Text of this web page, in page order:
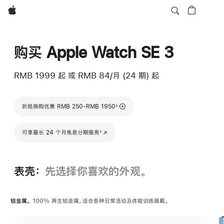
Apple
购买 Apple Watch SE 3
RMB 1999 起 或 RMB 84/月 (24 期) 起
折抵换购优惠 RMB 250-RMB 1950
脚注
∆
可享最长 24 个月免息分期服务◊
(在新窗口中打开)
表壳： 先选择你喜欢的外观。
铝金属。 100% 再生铝金属。适合各种日常活动及体能训练佩戴。